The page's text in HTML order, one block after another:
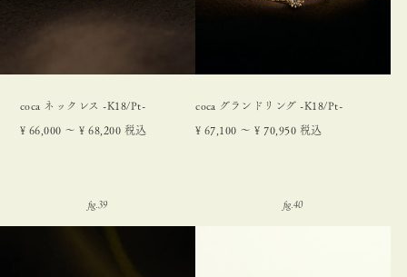
coca ネックレス -K18/Pt-
¥ 66,000 〜 ¥ 68,200 税込
coca グランドリング -K18/Pt-
¥ 67,100 〜 ¥ 70,950 税込